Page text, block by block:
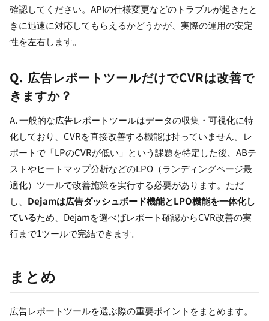
確認してください。APIの仕様変更などのトラブルが起きたと
きに迅速に対応してもらえるかどうかが、実際の運用の安定
性を左右します。
Q. 広告レポートツールだけでCVRは改善で
きますか？
A. 一般的な広告レポートツールはデータの収集・可視化に特
化しており、CVRを直接改善する機能は持っていません。レ
ポートで「LPのCVRが低い」という課題を特定した後、ABテ
ストやヒートマップ分析などのLPO（ランディングページ最
適化）ツールで改善施策を実行する必要があります。ただ
し、 Dejamは広告ダッシュボード機能とLPO機能を一体化し
ているため、Dejamを選べばレポート確認からCVR改善の実
行まで1ツールで完結できます。
まとめ
広告レポートツールを選ぶ際の重要ポイントをまとめます。